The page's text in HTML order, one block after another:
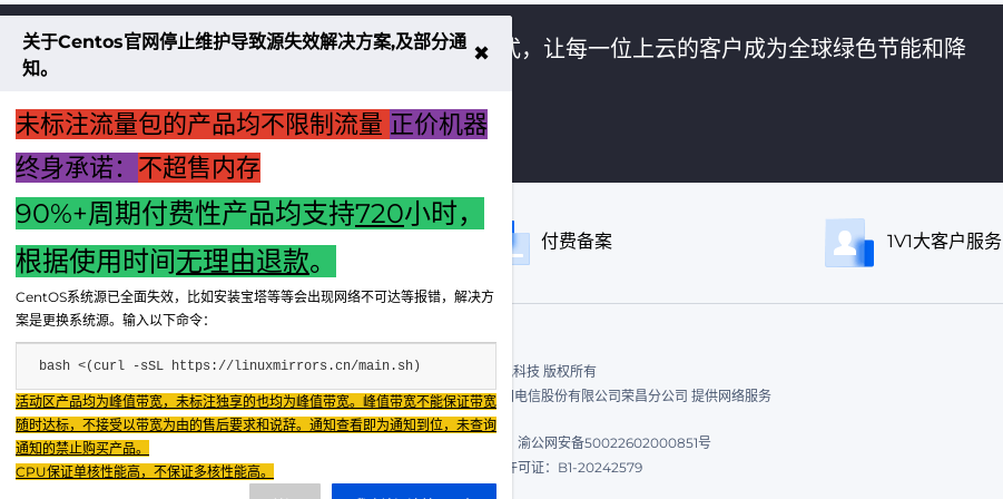
不大创造互联致力于以最 “绿色节能” 的方式，让每一位上云的客户成为全球绿色节能和降
了解更多
享无忧退款服务 付费备案 1V1大客户服务
Copyright © 2024 - 2025 FX BD Cloud. All Rights Reserved. 飞讯科技 版权所有
Fenxun Tech旗下云平台，相关服务主体：重庆飞讯科技有限公司|中国电信股份有限公司荣昌分公司 提供网络服务
重庆飞讯科技有限公司
渝公网安备50022602000851号
重庆飞讯科技有限公司 |渝ICP证2024034038号 增值电信业务经营许可证：B1-20242579
关于Centos官网停止维护导致源失效解决方案,及部分通
知。
✖
未标注流量包的产品均不限制流量 正价机器
终身承诺： 不超售内存
90%+周期付费性产品均支持720小时，
根据使用时间无理由退款。
CentOS系统源已全面失效，比如安装宝塔等等会出现网络不可达等报错，解决方
案是更换系统源。输入以下命令：
bash <(curl -sSL https://linuxmirrors.cn/main.sh)
活动区产品均为峰值带宽，未标注独享的也均为峰值带宽。峰值带宽不能保证带宽
随时达标，不接受以带宽为由的售后要求和说辞。通知查看即为通知到位，未查询
通知的禁止购买产品。
CPU保证单核性能高，不保证多核性能高。